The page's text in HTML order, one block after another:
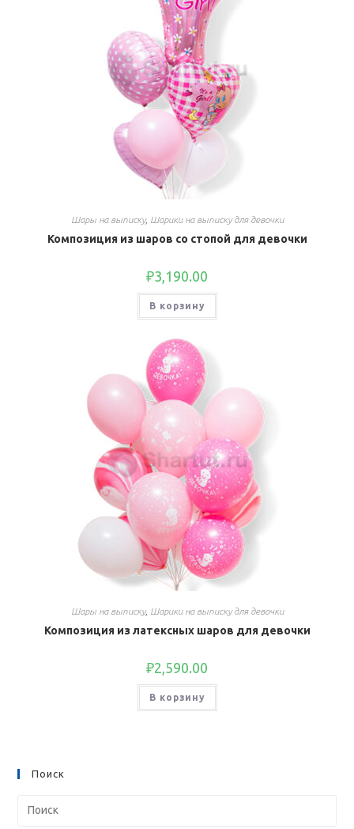
Шары на выписку, Шарики на выписку для девочки
Композиция из шаров со стопой для девочки
₽3,190.00
В корзину
Шары на выписку, Шарики на выписку для девочки
Композиция из латексных шаров для девочки
₽2,590.00
В корзину
Поиск